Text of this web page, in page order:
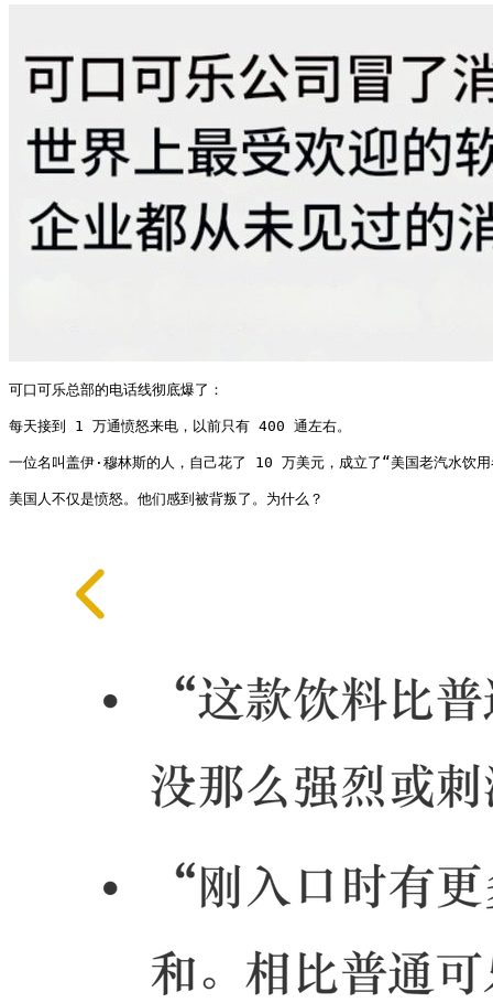
可口可乐总部的电话线彻底爆了：
每天接到 1 万通愤怒来电，以前只有 400 通左右。
一位名叫盖伊·穆林斯的人，自己花了 10 万美元，成立了“美国老汽水饮
美国人不仅是愤怒。他们感到被背叛了。为什么？